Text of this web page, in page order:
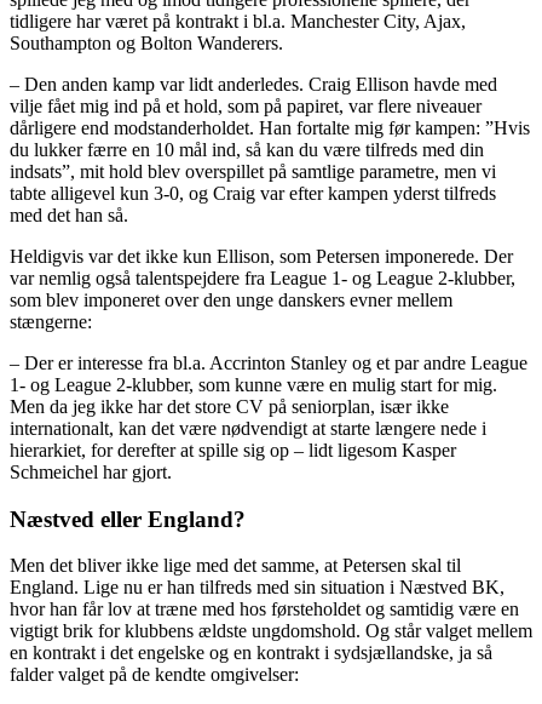
tidligere har været på kontrakt i bl.a. Manchester City, Ajax,
Southampton og Bolton Wanderers.
– Den anden kamp var lidt anderledes. Craig Ellison havde med
vilje fået mig ind på et hold, som på papiret, var flere niveauer
dårligere end modstanderholdet. Han fortalte mig før kampen: ”Hvis
du lukker færre en 10 mål ind, så kan du være tilfreds med din
indsats”, mit hold blev overspillet på samtlige parametre, men vi
tabte alligevel kun 3-0, og Craig var efter kampen yderst tilfreds
med det han så.
Heldigvis var det ikke kun Ellison, som Petersen imponerede. Der
var nemlig også talentspejdere fra League 1- og League 2-klubber,
som blev imponeret over den unge danskers evner mellem
stængerne:
– Der er interesse fra bl.a. Accrinton Stanley og et par andre League
1- og League 2-klubber, som kunne være en mulig start for mig.
Men da jeg ikke har det store CV på seniorplan, især ikke
internationalt, kan det være nødvendigt at starte længere nede i
hierarkiet, for derefter at spille sig op – lidt ligesom Kasper
Schmeichel har gjort.
Næstved eller England?
Men det bliver ikke lige med det samme, at Petersen skal til
England. Lige nu er han tilfreds med sin situation i Næstved BK,
hvor han får lov at træne med hos førsteholdet og samtidig være en
vigtigt brik for klubbens ældste ungdomshold. Og står valget mellem
en kontrakt i det engelske og en kontrakt i sydsjællandske, ja så
falder valget på de kendte omgivelser: